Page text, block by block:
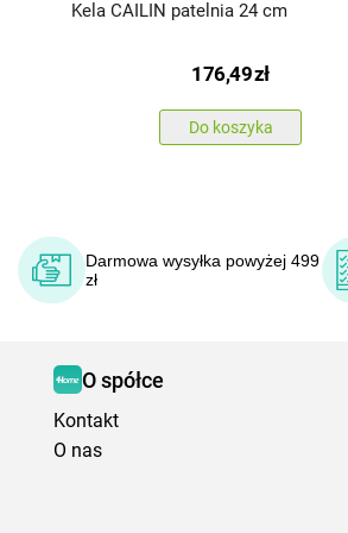
Kela CAILIN patelnia 24 cm
176,49zł
Do koszyka
Darmowa wysyłka powyżej 499
zł
O spółce
Kontakt
O nas